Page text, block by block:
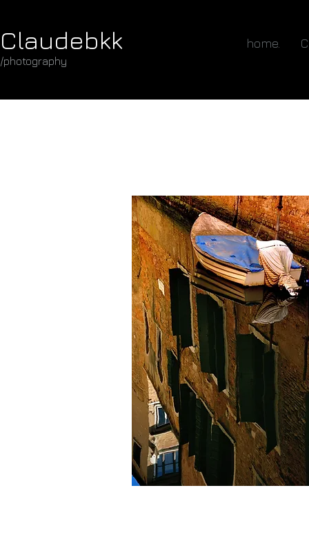
Claudebkk
/photography
home.